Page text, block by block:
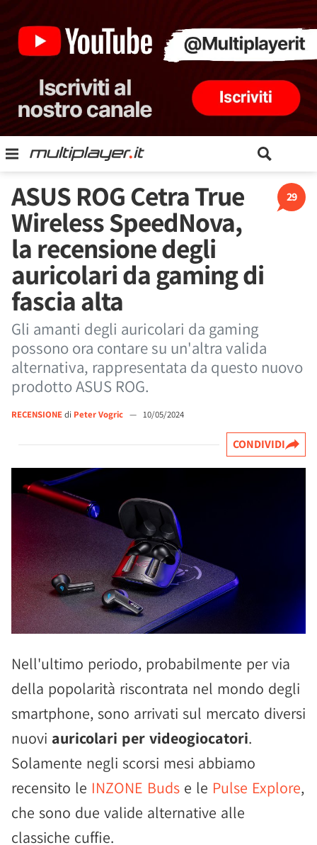
29
ASUS ROG Cetra True
Wireless SpeedNova,
la recensione degli
auricolari da gaming di
fascia alta
Gli amanti degli auricolari da gaming
possono ora contare su un'altra valida
alternativa, rappresentata da questo nuovo
prodotto ASUS ROG.
RECENSIONEdi Peter Vogric — 10/05/2024
CONDIVIDI
Nell'ultimo periodo, probabilmente per via
della popolarità riscontrata nel mondo degli
smartphone, sono arrivati sul mercato diversi
nuovi auricolari per videogiocatori.
Solamente negli scorsi mesi abbiamo
recensito le INZONE Buds e le Pulse Explore,
che sono due valide alternative alle
classiche cuffie.